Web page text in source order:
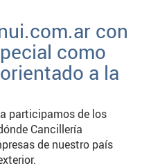
con
como
a la
participamos de los
Cancillería
de nuestro país